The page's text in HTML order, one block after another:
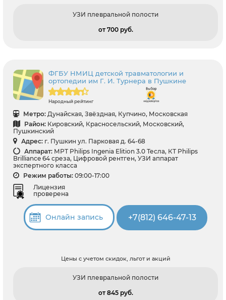
УЗИ плевральной полости
от 700 pуб.
ФГБУ НМИЦ детской травматологии и
ортопедии им Г. И. Турнера в Пушкине
Народный рейтинг
Метро: Дунайская, Звёздная, Купчино, Московская
Район: Кировский, Красносельский, Московский,
Пушкинский
Адрес: г. Пушкин ул. Парковая д. 64-68
Аппарат: МРТ Philips Ingenia Elition 3.0 Тесла, КТ Philips
Brilliance 64 среза, Цифровой рентген, УЗИ аппарат
экспертного класса
Режим работы: 09:00-17:00
Лицензия
проверена
Онлайн запись +7(812) 646-47-13
Цены с учетом скидок, льгот и акций
УЗИ плевральной полости
от 845 pуб.